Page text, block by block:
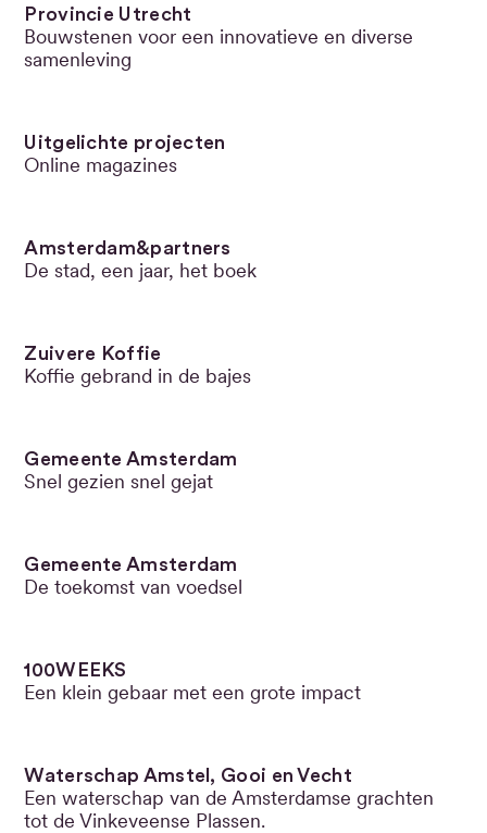
Provincie Utrecht
Bouwstenen voor een innovatieve en diverse
samenleving
Uitgelichte projecten
Online magazines
Amsterdam&partners
De stad, een jaar, het boek
Zuivere Koffie
Koffie gebrand in de bajes
Gemeente Amsterdam
Snel gezien snel gejat
Gemeente Amsterdam
De toekomst van voedsel
100WEEKS
Een klein gebaar met een grote impact
Waterschap Amstel, Gooi en Vecht
Een waterschap van de Amsterdamse grachten
tot de Vinkeveense Plassen.